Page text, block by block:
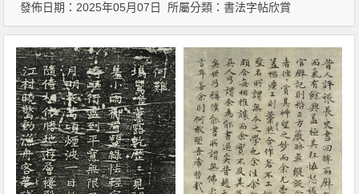
發佈日期：2025年05月07日 所屬分類：書法字帖欣賞